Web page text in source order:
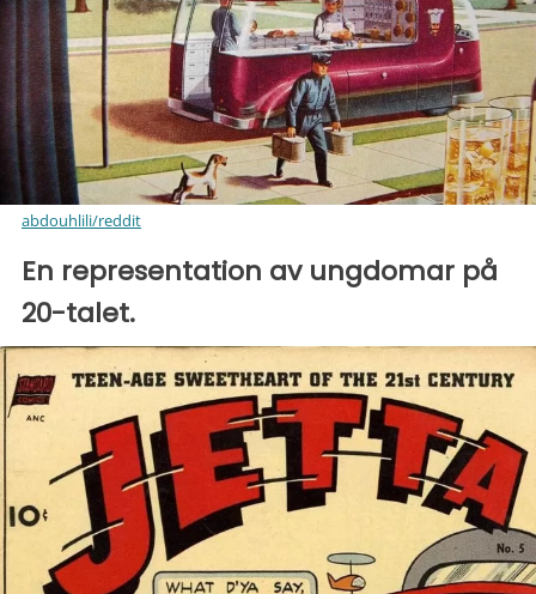
abdouhlili/reddit
En representation av ungdomar på
20-talet.